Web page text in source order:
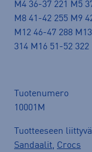
M4 36-37 221 M5
M8 41-42 255 M9
M12 46-47 288
314 M16 51-52
Tuotenumero
10001M
Tuotteeseen
Sandaalit, Crocs